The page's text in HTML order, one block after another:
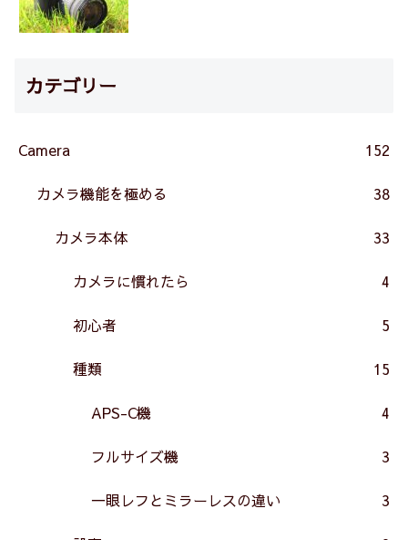
カテゴリー
Camera 152
カメラ機能を極める 38
カメラ本体 33
カメラに慣れたら 4
初心者 5
種類 15
APS-C機 4
フルサイズ機 3
一眼レフとミラーレスの違い 3